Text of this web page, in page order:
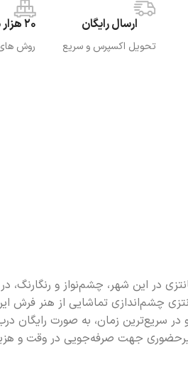
ارسال رایگان
تحویل اکسپرس و سریع
20 هزار محصول
روش
این شهر، چشم‌نواز و رنگارنگ، در
چشم‌اندازی تماشایی از هنر
در سریع‌ترین زمان، به صورت
جهت صرفه‌جویی در وقت و